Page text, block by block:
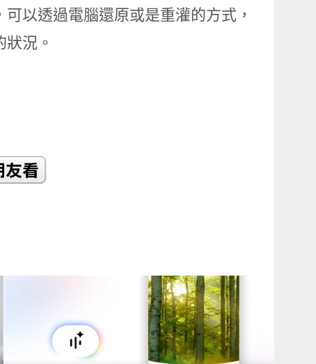
以透過電腦還原或是重灌的方式，
況。
READ
MORE